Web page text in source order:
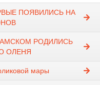
ПОЯВИЛИСЬ НА
РОДИЛИСЬ
ОЛЕНЯ
мары